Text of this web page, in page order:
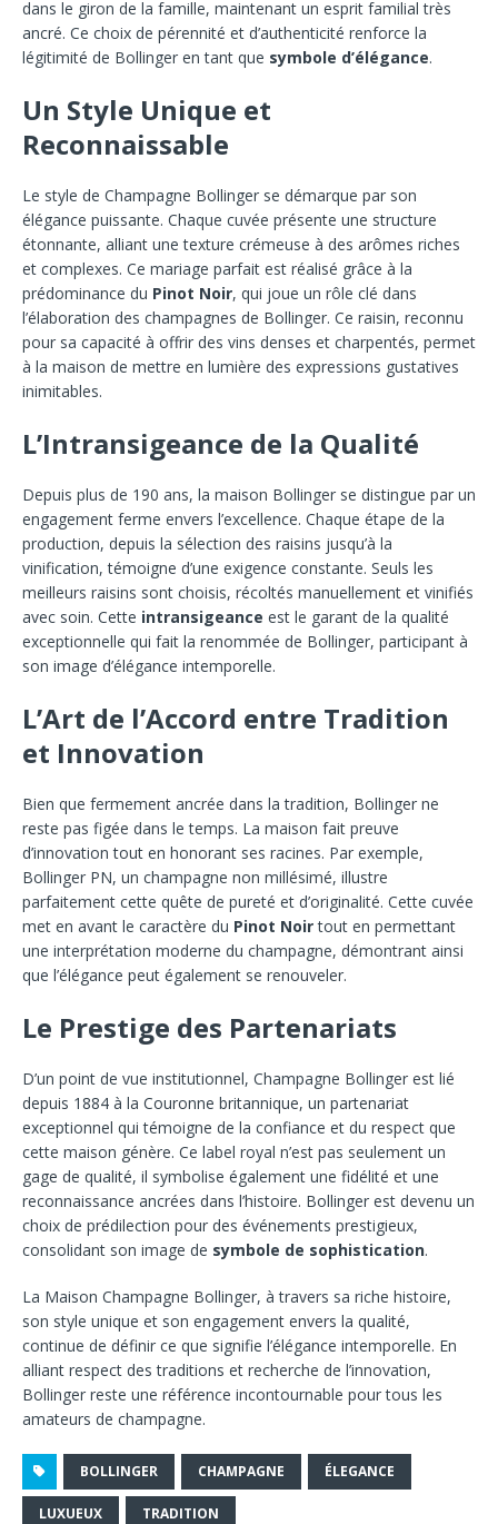
dans le giron de la famille, maintenant un esprit familial très
ancré. Ce choix de pérennité et d’authenticité renforce la
légitimité de Bollinger en tant que symbole d’élégance.
Un Style Unique et
Reconnaissable
Le style de Champagne Bollinger se démarque par son
élégance puissante. Chaque cuvée présente une structure
étonnante, alliant une texture crémeuse à des arômes riches
et complexes. Ce mariage parfait est réalisé grâce à la
prédominance du Pinot Noir, qui joue un rôle clé dans
l’élaboration des champagnes de Bollinger. Ce raisin, reconnu
pour sa capacité à offrir des vins denses et charpentés, permet
à la maison de mettre en lumière des expressions gustatives
inimitables.
L’Intransigeance de la Qualité
Depuis plus de 190 ans, la maison Bollinger se distingue par un
engagement ferme envers l’excellence. Chaque étape de la
production, depuis la sélection des raisins jusqu’à la
vinification, témoigne d’une exigence constante. Seuls les
meilleurs raisins sont choisis, récoltés manuellement et vinifiés
avec soin. Cette intransigeance est le garant de la qualité
exceptionnelle qui fait la renommée de Bollinger, participant à
son image d’élégance intemporelle.
L’Art de l’Accord entre Tradition
et Innovation
Bien que fermement ancrée dans la tradition, Bollinger ne
reste pas figée dans le temps. La maison fait preuve
d’innovation tout en honorant ses racines. Par exemple,
Bollinger PN, un champagne non millésimé, illustre
parfaitement cette quête de pureté et d’originalité. Cette cuvée
met en avant le caractère du Pinot Noirtout en permettant
une interprétation moderne du champagne, démontrant ainsi
que l’élégance peut également se renouveler.
Le Prestige des Partenariats
D’un point de vue institutionnel, Champagne Bollinger est lié
depuis 1884 à la Couronne britannique, un partenariat
exceptionnel qui témoigne de la confiance et du respect que
cette maison génère. Ce label royal n’est pas seulement un
gage de qualité, il symbolise également une fidélité et une
reconnaissance ancrées dans l’histoire. Bollinger est devenu un
choix de prédilection pour des événements prestigieux,
consolidant son image de symbole de sophistication.
La Maison Champagne Bollinger, à travers sa riche histoire,
son style unique et son engagement envers la qualité,
continue de définir ce que signifie l’élégance intemporelle. En
alliant respect des traditions et recherche de l’innovation,
Bollinger reste une référence incontournable pour tous les
amateurs de champagne.
BOLLINGER CHAMPAGNE ÉLEGANCE
LUXUEUX TRADITION